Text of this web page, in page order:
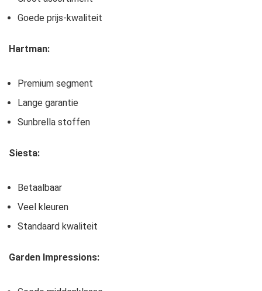
Goede prijs-kwaliteit
Hartman:
Premium segment
Lange garantie
Sunbrella stoffen
Siesta:
Betaalbaar
Veel kleuren
Standaard kwaliteit
Garden Impressions: